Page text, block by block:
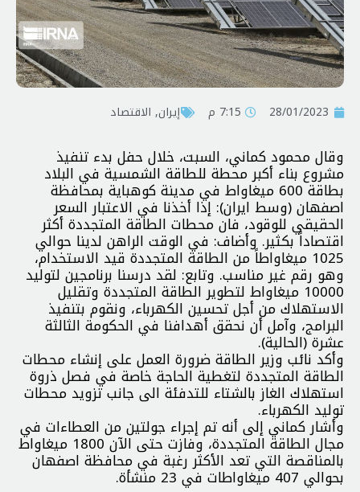
28/01/2023 7:15 م إيران, الاقتصاد
وقال محمود كماني، السبت، خلال حفل بدء تنفيذ
مشروع بناء أكبر محطة للطاقة الشمسية في البلاد
بطاقة 600 ميغاواط في مدينة كوهباية بمحافظة
اصفهان (وسط ايران): إذا أخذنا في الاعتبار السعر
الحقيقي للوقود، فان محطات الطاقة المتجددة أكثر
اقتصاداً بكثير. وأضاف: في الوقت الراهن لدينا حوالي
1025 ميغاواطاً من الطاقة المتجددة قيد الاستخدام،
وهو رقم غير مناسب. وتابع: لقد درسنا برنامجين لتوليد
10000 ميغاواط لتطوير الطاقة المتجددة وتقليل
الاستهلاك من أجل تحسين الكهرباء، ونقوم بتنفيذ
البرامج، وآمل أن نحقق أهدافنا في الحكومة الثالثة
عشرة (الحالية).
وأكد نائب وزير الطاقة ضرورة العمل على إنشاء محطات
الطاقة المتجددة لتغطية الحاجة خاصة في فصل ذروة
استهلاك الغاز بالشتاء للتدفئة الى جانب تزويد محطات
توليد الكهرباء.
وأشار كماني إلى أنه تم إجراء جولتين من العطاءات في
مجال الطاقة المتجددة، وفازت حتى الآن 1800 ميغاواط
بالمناقصة التي تعد الأكثر رغبة في محافظة اصفهان
بحوالي 407 ميغاواطات في 23 منشأة.